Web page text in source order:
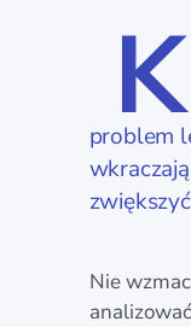
K
problem
Nie